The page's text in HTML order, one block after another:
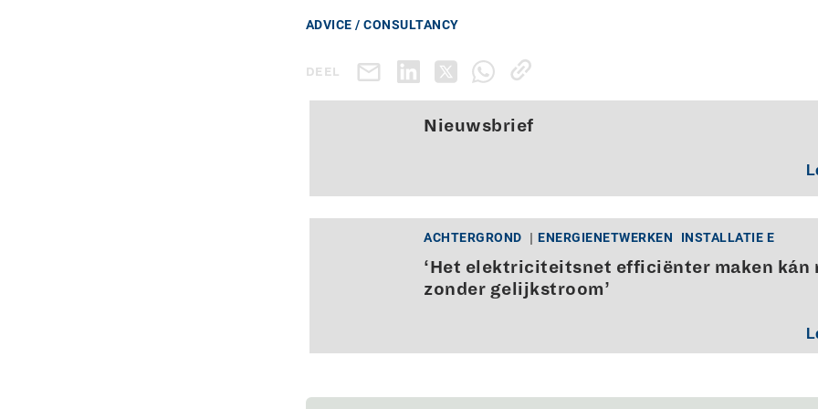
ADVICE / CONSULTANCY
DEEL
Nieuwsbrief
ACHTERGROND ENERGIENETWERKEN INSTALLATIE E
‘Het elektriciteitsnet efficiënter maken kán
zonder gelijkstroom’